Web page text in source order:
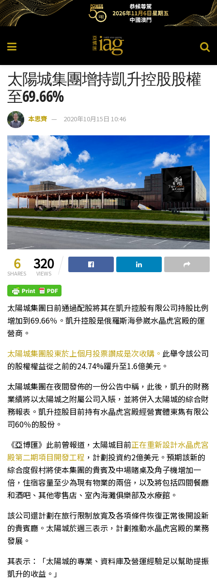
太陽城集團增持凱升控股股權
至69.66%
本思齊 2020年10月15日 10:46
6
SHARES
320
VIEWS
太陽城集團日前通過配股將其在凱升控股有限公司持股比例
增加到69.66％。凱升控股是俄羅斯海參崴水晶虎宮殿的運
營商。
太陽城集團股東於上個月投票讚成是次收購。 此舉令該公司
的股權權益從之前的24.74%躍升至1.6億美元。
太陽城集團在夜間發佈的一份公告中稱，此後，凱升的財務
業績將以太陽城之附屬公司入賬，並將併入太陽城的綜合財
務報表。凱升控股目前持有水晶虎宮殿經營實體東雋有限公
司60％的股份。
《亞博匯》此前曾報道，太陽城目前正在重新設計水晶虎宮
殿第二期項目開發工程 ，計劃投資約2億美元。預期該新的
綜合度假村將使本集團的貴賓及中場賭桌及角子機增加一
倍，住宿容量至少為現有物業的兩倍，以及將包括四間餐廳
和酒吧、其他零售店、室內海灘俱樂部及水療館。
該公司還計劃在旅行限制放寬及各項條件恢復正常後開設新
的貴賓廳。太陽城於週三表示，計劃推動水晶虎宮殿的業務
發展。
其表示：「太陽城的專業、資料庫及營運經驗足以幫助提振
凱升的收益。」